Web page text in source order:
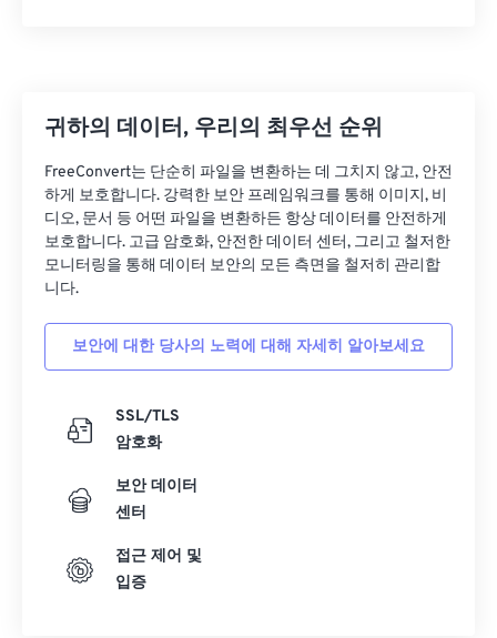
귀하의 데이터, 우리의 최우선 순위
FreeConvert는 단순히 파일을 변환하는 데 그치지 않고, 안전
하게 보호합니다. 강력한 보안 프레임워크를 통해 이미지, 비
디오, 문서 등 어떤 파일을 변환하든 항상 데이터를 안전하게
보호합니다. 고급 암호화, 안전한 데이터 센터, 그리고 철저한
모니터링을 통해 데이터 보안의 모든 측면을 철저히 관리합
니다.
보안에 대한 당사의 노력에 대해 자세히 알아보세요
SSL/TLS
암호화
보안 데이터
센터
접근 제어 및
입증